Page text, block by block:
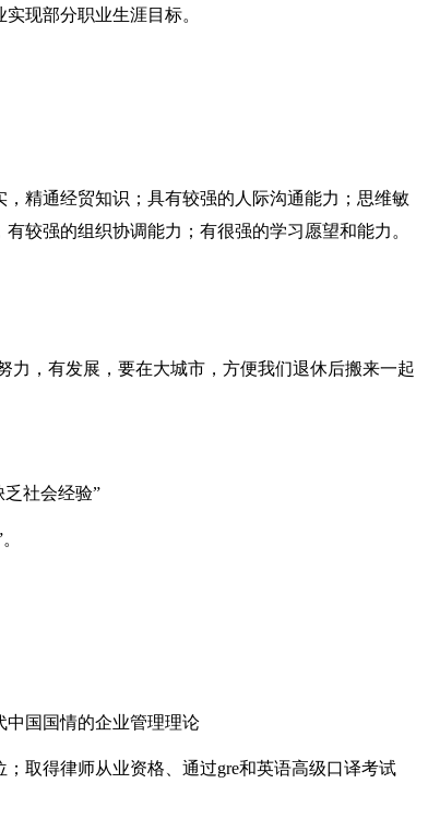
现部分职业生涯目标。
精通经贸知识；具有较强的人际沟通能力；思维敏
较强的组织协调能力；有很强的学习愿望和能力。
力，有发展，要在大城市，方便我们退休后搬来一起
社会经验”
中国国情的企业管理理论
取得律师从业资格、通过gre和英语高级口译考试